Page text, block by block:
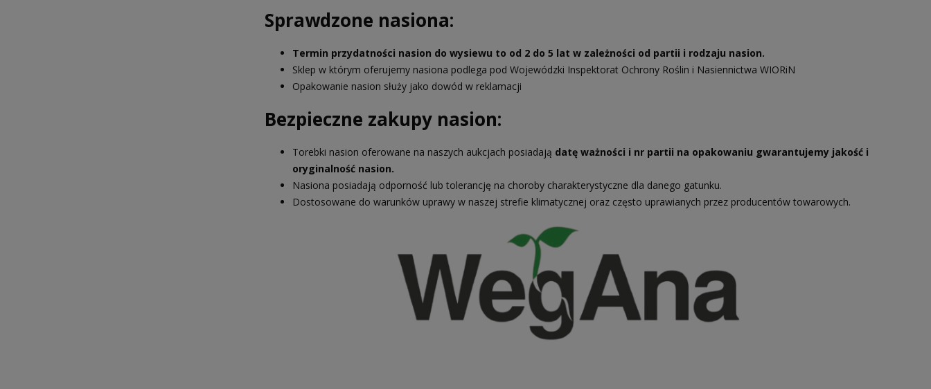
Sprawdzone nasiona:
Termin przydatności nasion do wysiewu to od 2 do 5 lat w zależności od partii i rodzaju nasion.
Sklep w którym oferujemy nasiona podlega pod Wojewódzki Inspektorat Ochrony Roślin i Nasiennictwa WIORiN
Opakowanie nasion służy jako dowód w reklamacji
Bezpieczne zakupy nasion:
Torebki nasion oferowane na naszych aukcjach posiadają datę ważności i nr partii na opakowaniu gwarantujemy jakość i
oryginalność nasion.
Nasiona posiadają odporność lub tolerancję na choroby charakterystyczne dla danego gatunku.
Dostosowane do warunków uprawy w naszej strefie klimatycznej oraz często uprawianych przez producentów towarowych.